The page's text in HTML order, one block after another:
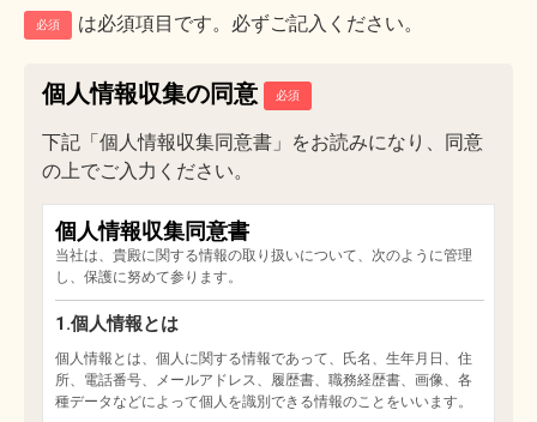
必須 は必須項目です。必ずご記入ください。
個人情報収集の同意
下記「個人情報収集同意書」をお読みになり、同意
の上でご入力ください。